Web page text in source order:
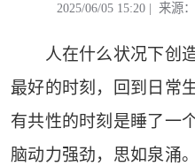
2025/06/05 15:20 | 来源
人在什么状况下创造
最好的时刻，回到日常
有共性的时刻是睡了一
脑动力强劲，思如泉涌